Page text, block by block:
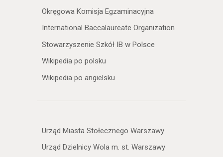
Okręgowa Komisja Egzaminacyjna
International Baccalaureate Organization
Stowarzyszenie Szkół IB w Polsce
Wikipedia po polsku
Wikipedia po angielsku
Urząd Miasta Stołecznego Warszawy
Urząd Dzielnicy Wola m. st. Warszawy